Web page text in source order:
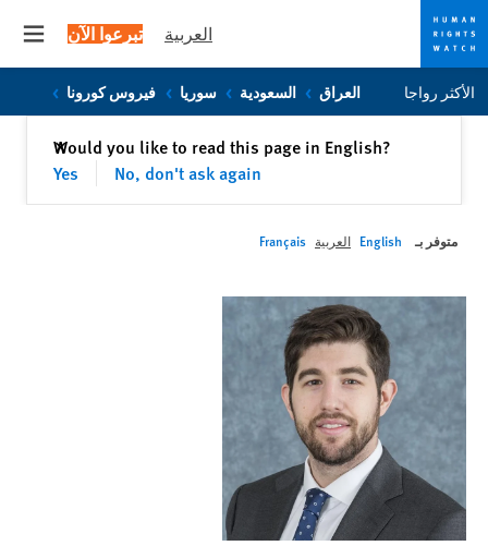
Skip
to
Skip
to
العربية تبرعوا الآن
الأكثر رواجا العراق السعودية سوريا فيروس كورونا
Would you like to read this page in English?
Yes
No, don't ask again
✕إغلاق
متوفر بـ English العربية Français